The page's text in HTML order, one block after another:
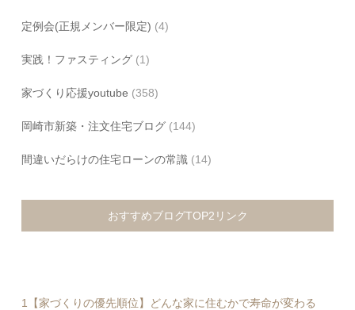
定例会(正規メンバー限定) (4)
実践！ファスティング (1)
家づくり応援youtube (358)
岡崎市新築・注文住宅ブログ (144)
間違いだらけの住宅ローンの常識 (14)
おすすめブログTOP2リンク
1【家づくりの優先順位】どんな家に住むかで寿命が変わる